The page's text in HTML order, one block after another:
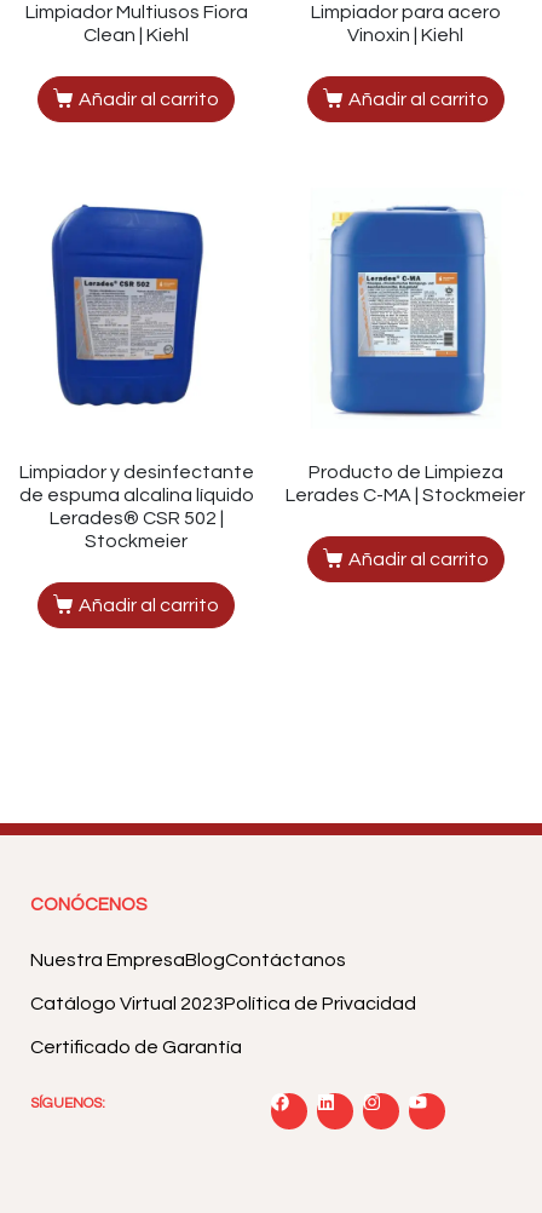
Limpiador Multiusos Fiora
Clean | Kiehl
Añadir al carrito
Limpiador para acero
Vinoxin | Kiehl
Añadir al carrito
Limpiador y desinfectante
de espuma alcalina líquido
Lerades® CSR 502 |
Stockmeier
Añadir al carrito
Producto de Limpieza
Lerades C-MA | Stockmeier
Añadir al carrito
CONÓCENOS
Nuestra EmpresaBlogContáctanos
Catálogo Virtual 2023Política de Privacidad
Certificado de Garantía
SÍGUENOS: